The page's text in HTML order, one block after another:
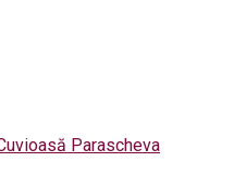
Parascheva